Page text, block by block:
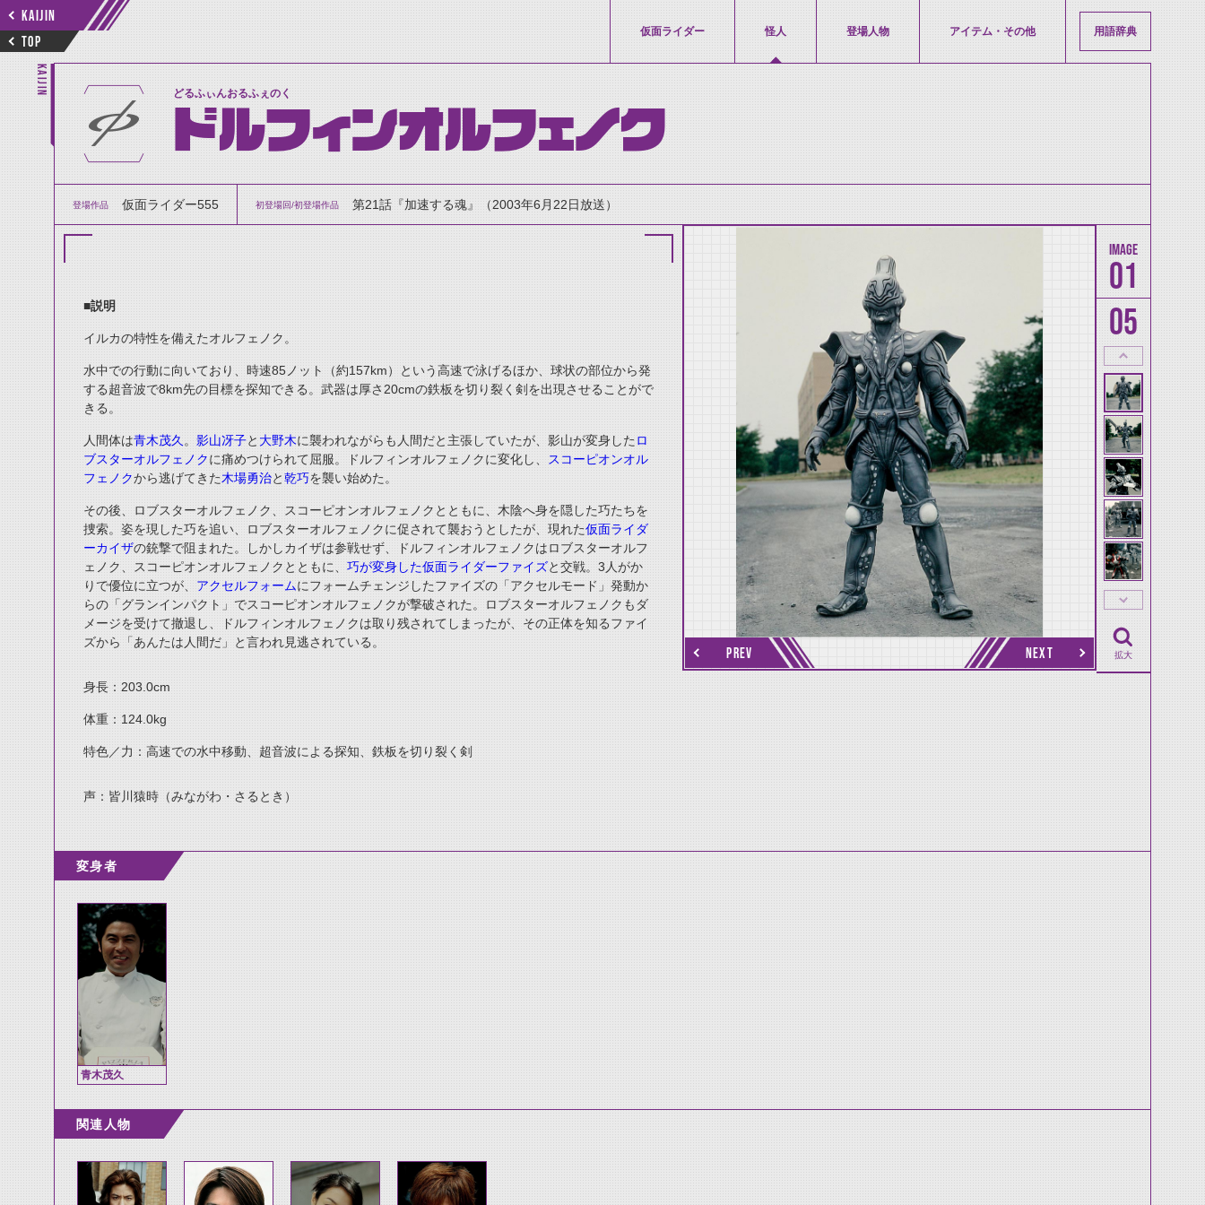
KAIJIN
TOP
仮面ライダー 怪人 登場人物 アイテム・その他 用語辞典
KAIJIN どるふぃんおるふぇのく
ドルフィンオルフェノク
登場作品 仮面ライダー555 初登場回/初登場作品 第21話『加速する魂』（2003年6月22日放送）
■説明
イルカの特性を備えたオルフェノク。
水中での行動に向いており、時速85ノット（約157km）という高速で泳げるほか、球状の部位から発
する超音波で8km先の目標を探知できる。武器は厚さ20cmの鉄板を切り裂く剣を出現させることがで
きる。
人間体は青木茂久 。 影山冴子と 大野木に襲われながらも人間だと主張していたが、影山が変身したロ
ブスターオルフェノクに痛めつけられて屈服。ドルフィンオルフェノクに変化し、
スコーピオンオル
フェノクから逃げてきた木場勇治と乾巧を襲い始めた。
その後、ロブスターオルフェノク、スコーピオンオルフェノクとともに、木陰へ身を隠した巧たちを
捜索。姿を現した巧を追い、ロブスターオルフェノクに促されて襲おうとしたが、現れた仮面ライダ
ーカイザの銃撃で阻まれた。しかしカイザは参戦せず、ドルフィンオルフェノクはロブスターオルフ
ェノク、スコーピオンオルフェノクとともに、 巧が変身した仮面ライダーファイズと交戦。3人がか
りで優位に立つが、 アクセルフォームにフォームチェンジしたファイズの「アクセルモード」発動か
らの「グランインパクト」でスコーピオンオルフェノクが撃破された。ロブスターオルフェノクもダ
メージを受けて撤退し、ドルフィンオルフェノクは取り残されてしまったが、その正体を知るファイ
ズから「あんたは人間だ」と言われ見逃されている。
身長：203.0cm
体重：124.0kg
特色／力：高速での水中移動、超音波による探知、鉄板を切り裂く剣
声：皆川猿時（みながわ・さるとき）
PREV NEXT
01
05
thumbnail Next
拡大
変身者
青木茂久
関連人物